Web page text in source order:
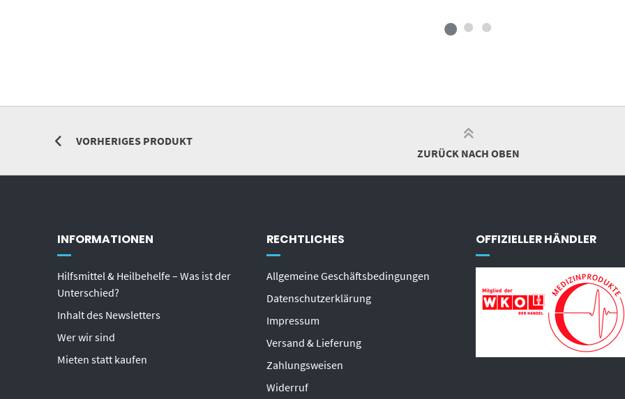
VORHERIGES PRODUKT
ZURÜCK NACH OBEN
INFORMATIONEN
Hilfsmittel & Heilbehelfe – Was ist der
Unterschied?
Inhalt des Newsletters
Wer wir sind
Mieten statt kaufen
RECHTLICHES
Allgemeine Geschäftsbedingungen
Datenschutzerklärung
Impressum
Versand & Lieferung
Zahlungsweisen
Widerruf
OFFIZIELLER HÄNDLER